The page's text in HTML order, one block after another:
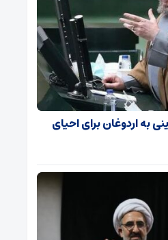
به اردوغان برای احیای